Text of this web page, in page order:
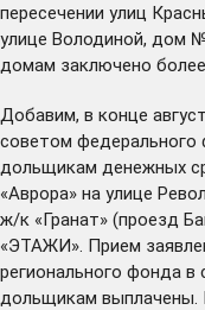
пересечении улиц
улице Володиной, дом
домам заключено
Добавим, в конце
советом федерального
дольщикам денежных
«Аврора» на улице
ж/к «Гранат» (проезд
«ЭТАЖИ». Прием
регионального фонда
дольщикам выплачены.